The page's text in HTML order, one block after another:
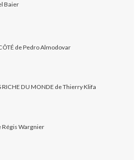
Baier
de Pedro Almodovar
RICHE DU MONDE de Thierry Klifa
Régis Wargnier